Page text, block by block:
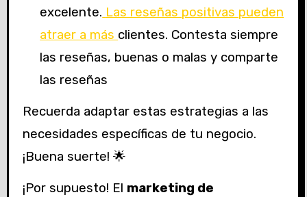
excelente. Las reseñas positivas pueden
atraer a más clientes. Contesta siempre
las reseñas, buenas o malas y comparte
las reseñas
Recuerda adaptar estas estrategias a las
necesidades específicas de tu negocio.
¡Buena suerte! 🌟
¡Por supuesto! El marketing de